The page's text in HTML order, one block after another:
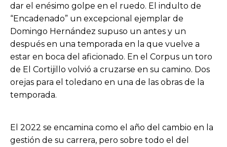
dar el enésimo golpe en el ruedo. El indulto de
“Encadenado” un excepcional ejemplar de
Domingo Hernández supuso un antes y un
después en una temporada en la que vuelve a
estar en boca del aficionado. En el Corpus un toro
de El Cortijillo volvió a cruzarse en su camino. Dos
orejas para el toledano en una de las obras de la
temporada.
El 2022 se encamina como el año del cambio en la
gestión de su carrera, pero sobre todo el del